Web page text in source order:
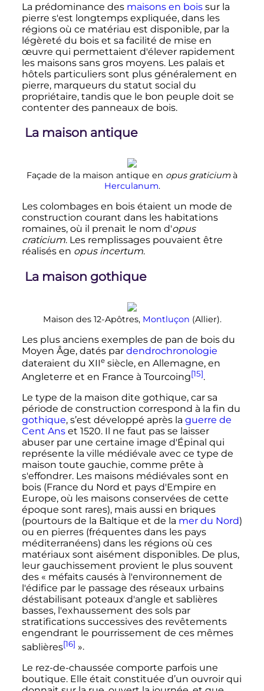
La prédominance des maisons en boissur la
pierre s'est longtemps expliquée, dans les
régions où ce matériau est disponible, par la
légèreté du bois et sa facilité de mise en
œuvre qui permettaient d'élever rapidement
les maisons sans gros moyens. Les palais et
hôtels particuliers sont plus généralement en
pierre, marqueurs du statut social du
propriétaire, tandis que le bon peuple doit se
contenter des panneaux de bois.
La maison antique
Façade de la maison antique en opus graticiumà
Herculanum.
Les colombages en bois étaient un mode de
construction courant dans les habitations
romaines, où il prenait le nom d'opus
craticium. Les remplissages pouvaient être
réalisés en opus incertum.
La maison gothique
Maison des 12-Apôtres, Montluçon (Allier).
Les plus anciens exemples de pan de bois du
Moyen Âge, datés par dendrochronologie
dateraient du XIIe siècle, en Allemagne, en
Angleterre et en France à Tourcoing[15].
Le type de la maison dite gothique, car sa
période de construction correspond à la fin du
gothique, s’est développé après la guerre de
Cent Anset 1520. Il ne faut pas se laisser
abuser par une certaine image d'Épinal qui
représente la ville médiévale avec ce type de
maison toute gauchie, comme prête à
s'effondrer. Les maisons médiévales sont en
bois (France du Nord et pays d'Empire en
Europe, où les maisons conservées de cette
époque sont rares), mais aussi en briques
(pourtours de la Baltique et de la mer du Nord)
ou en pierres (fréquentes dans les pays
méditerranéens) dans les régions où ces
matériaux sont aisément disponibles. De plus,
leur gauchissement provient le plus souvent
des « méfaits causés à l'environnement de
l'édifice par le passage des réseaux urbains
déstabilisant poteaux d'angle et sablières
basses, l'exhaussement des sols par
stratifications successives des revêtements
engendrant le pourrissement de ces mêmes
sablières[16] ».
Le rez-de-chaussée comporte parfois une
boutique. Elle était constituée d’un ouvroir qui